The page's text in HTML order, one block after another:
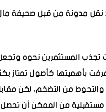
مدونة من قبل صحيفة مال
تجذب المستثمرين نحوه
بأهميتها كأصول تمتاز
من التضخم، لكن
من الممكن أن